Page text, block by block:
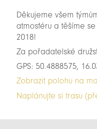
Děkujeme všem
atmosféru a těšíme
2018!
Za pořadatelské
GPS: 50.4888575,
Zobrazit polohu na
Naplánujte si trasu